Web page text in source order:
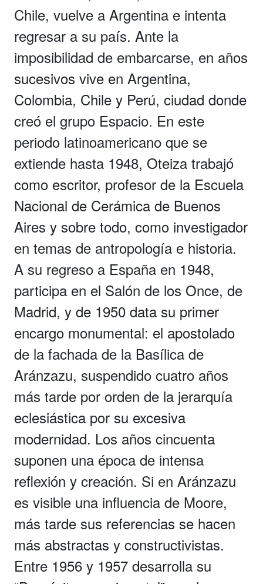
Chile, vuelve a Argentina e intenta
regresar a su país. Ante la
imposibilidad de embarcarse, en años
sucesivos vive en Argentina,
Colombia, Chile y Perú, ciudad donde
creó el grupo Espacio. En este
periodo latinoamericano que se
extiende hasta 1948, Oteiza trabajó
como escritor, profesor de la Escuela
Nacional de Cerámica de Buenos
Aires y sobre todo, como investigador
en temas de antropología e historia.
A su regreso a España en 1948,
participa en el Salón de los Once, de
Madrid, y de 1950 data su primer
encargo monumental: el apostolado
de la fachada de la Basílica de
Aránzazu, suspendido cuatro años
más tarde por orden de la jerarquía
eclesiástica por su excesiva
modernidad. Los años cincuenta
suponen una época de intensa
reflexión y creación. Si en Aránzazu
es visible una influencia de Moore,
más tarde sus referencias se hacen
más abstractas y constructivistas.
Entre 1956 y 1957 desarrolla su